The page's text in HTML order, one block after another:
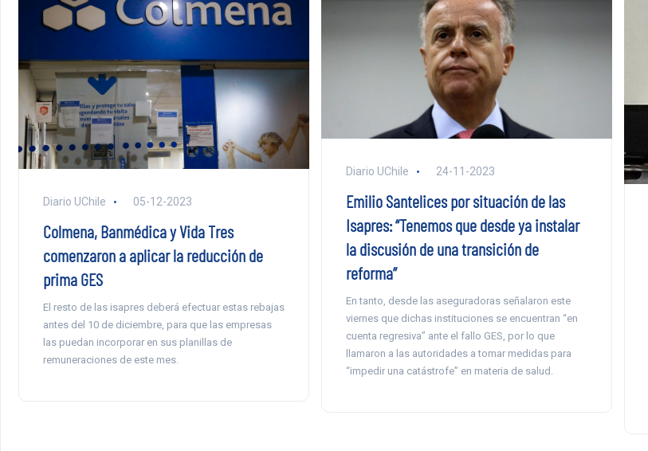
Diario UChile 05-12-2023
Colmena, Banmédica y Vida Tres
comenzaron a aplicar la reducción de
prima GES
El resto de las isapres deberá efectuar estas rebajas
antes del 10 de diciembre, para que las empresas
las puedan incorporar en sus planillas de
remuneraciones de este mes.
Diario UChile 24-11-2023
Emilio Santelices por situación de las
Isapres: “Tenemos que desde ya instalar
la discusión de una transición de
reforma”
En tanto, desde las aseguradoras señalaron este
viernes que dichas instituciones se encuentran “en
cuenta regresiva” ante el fallo GES, por lo que
llamaron a las autoridades a tomar medidas para
“impedir una catástrofe” en materia de salud.